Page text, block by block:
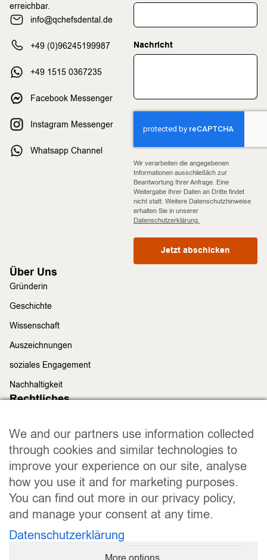
erreichbar.
info@qchefsdental.de
+49 (0)96245199987
+49 1515 0367235
Facebook Messenger
Instagram Messenger
Whatsapp Channel
Nachricht
Wir verarbeiten die angegebenen
Informationen ausschließlich zur
Beantwortung Ihrer Anfrage. Eine
Weitergabe Ihrer Daten an Dritte findet
nicht statt. Weitere Datenschutzhinweise
erhalten Sie in unserer
Datenschutzerklärung.
Jetzt abschicken
Über Uns
Gründerin
Geschichte
Wissenschaft
Auszeichnungen
soziales Engagement
Nachhaltigkeit
Rechtliches
Datenschutz
Widerrufsrecht
Allgemeine Geschäftsbedingungen
Versand und Lieferung
Zahlungsweisen
Barrierefreiheitserklärung
We and our partners use information collected
through cookies and similar technologies to
improve your experience on our site, analyse
how you use it and for marketing purposes.
You can find out more in our privacy policy,
and manage your consent at any time.
Datenschutzerklärung